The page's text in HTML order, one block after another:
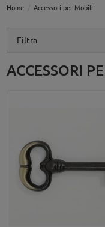
Home Accessori per Mobili
ACCESSORI
Filtra